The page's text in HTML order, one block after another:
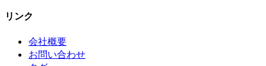
リンク
会社概要
お問い合わせ